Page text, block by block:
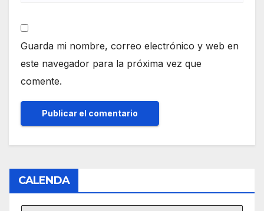
Guarda mi nombre, correo electrónico y web en
este navegador para la próxima vez que
comente.
CALENDA